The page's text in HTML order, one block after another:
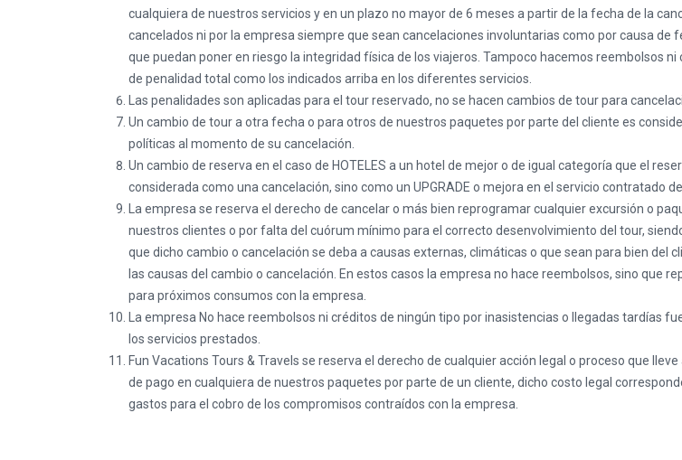
cualquiera de nuestros servicios y en un plazo no mayor de 6 meses a partir de la fecha de la
cancelados ni por la empresa siempre que sean cancelaciones involuntarias como por causa
que puedan poner en riesgo la integridad física de los viajeros. Tampoco hacemos reembolsos
de penalidad total como los indicados arriba en los diferentes servicios.
Las penalidades son aplicadas para el tour reservado, no se hacen cambios de tour para
Un cambio de tour a otra fecha o para otros de nuestros paquetes por parte del cliente es
políticas al momento de su cancelación.
Un cambio de reserva en el caso de HOTELES a un hotel de mejor o de igual categoría que el
considerada como una cancelación, sino como un UPGRADE o mejora en el servicio contratado
La empresa se reserva el derecho de cancelar o más bien reprogramar cualquier excursión o
nuestros clientes o por falta del cuórum mínimo para el correcto desenvolvimiento del tour,
que dicho cambio o cancelación se deba a causas externas, climáticas o que sean para bien
las causas del cambio o cancelación. En estos casos la empresa no hace reembolsos, sino que
para próximos consumos con la empresa.
La empresa No hace reembolsos ni créditos de ningún tipo por inasistencias o llegadas tardías
los servicios prestados.
Fun Vacations Tours & Travels se reserva el derecho de cualquier acción legal o proceso que
de pago en cualquiera de nuestros paquetes por parte de un cliente, dicho costo legal
gastos para el cobro de los compromisos contraídos con la empresa.